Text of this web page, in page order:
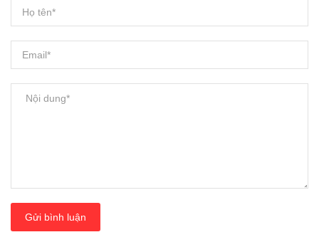
Gửi bình luận